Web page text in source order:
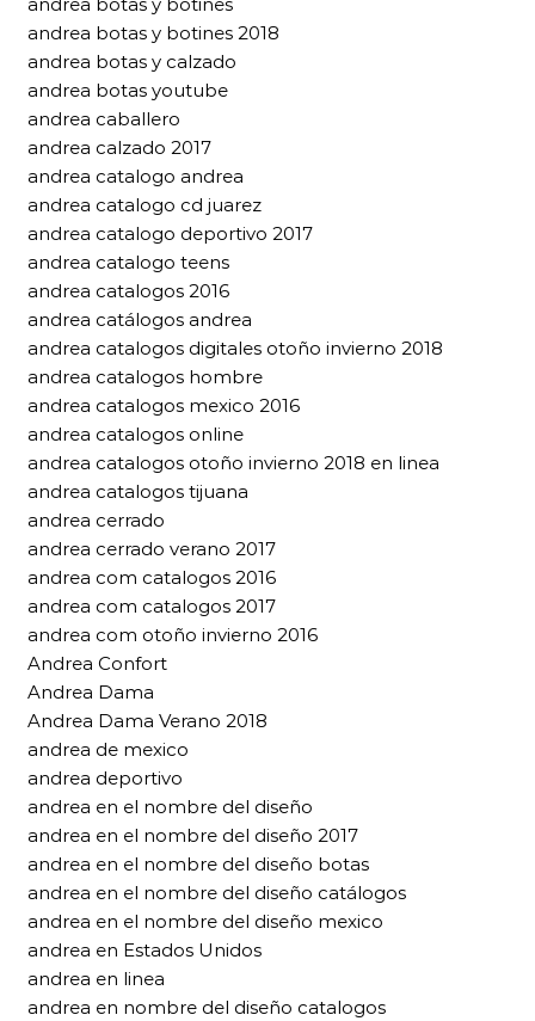
andrea botas y botines 2018
andrea botas y calzado
andrea botas youtube
andrea caballero
andrea calzado 2017
andrea catalogo andrea
andrea catalogo cd juarez
andrea catalogo deportivo 2017
andrea catalogo teens
andrea catalogos 2016
andrea catálogos andrea
andrea catalogos digitales otoño invierno 2018
andrea catalogos hombre
andrea catalogos mexico 2016
andrea catalogos online
andrea catalogos otoño invierno 2018 en linea
andrea catalogos tijuana
andrea cerrado
andrea cerrado verano 2017
andrea com catalogos 2016
andrea com catalogos 2017
andrea com otoño invierno 2016
Andrea Confort
Andrea Dama
Andrea Dama Verano 2018
andrea de mexico
andrea deportivo
andrea en el nombre del diseño
andrea en el nombre del diseño 2017
andrea en el nombre del diseño botas
andrea en el nombre del diseño catálogos
andrea en el nombre del diseño mexico
andrea en Estados Unidos
andrea en linea
andrea en nombre del diseño catalogos